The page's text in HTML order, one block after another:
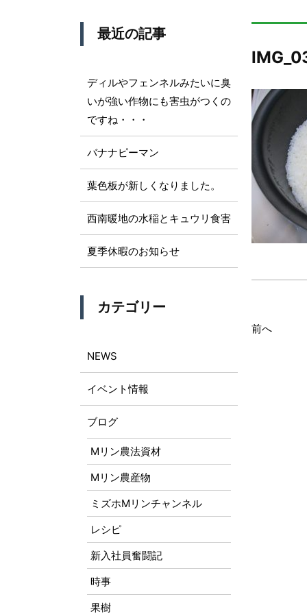
前へ
最近の記事
ディルやフェンネルみたいに臭
いが強い作物にも害虫がつくの
ですね・・・
バナナピーマン
葉色板が新しくなりました。
西南暖地の水稲とキュウリ食害
夏季休暇のお知らせ
カテゴリー
NEWS
イベント情報
ブログ
Mリン農法資材
Mリン農産物
ミズホMリンチャンネル
レシピ
新入社員奮闘記
時事
果樹